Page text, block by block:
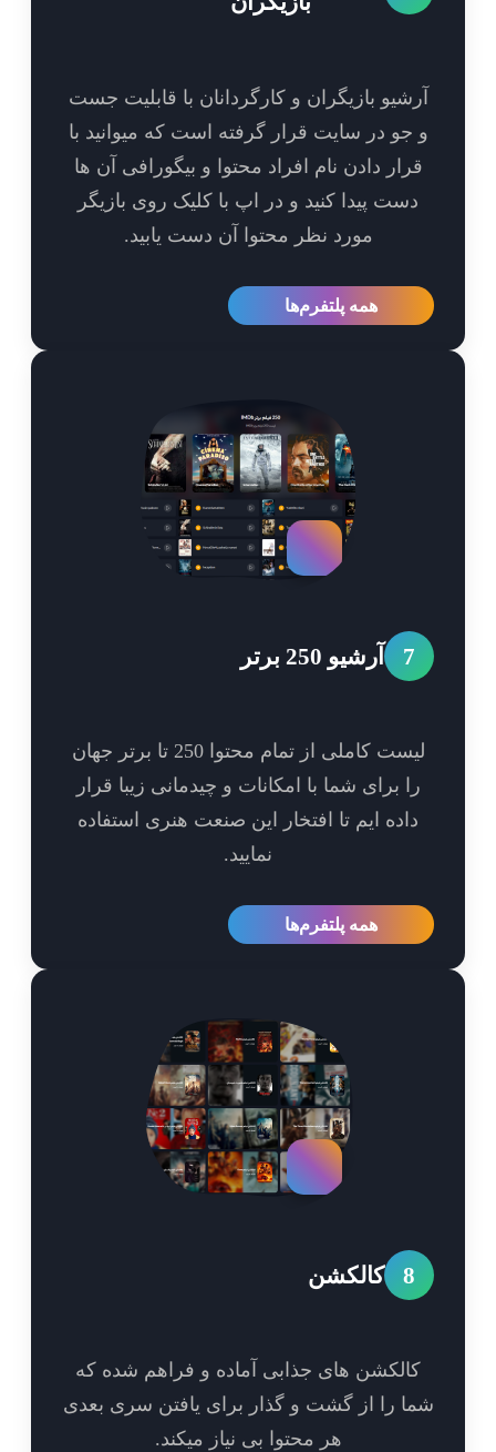
بازیگران و کارگردانان با قابلیت جست
در سایت قرار گرفته است که میوانید با
دادن نام افراد محتوا و بیگورافی آن ها
پیدا کنید و در اپ با کلیک روی بازیگر
مورد نظر محتوا آن دست یابید.
همه پلتفرم‌ها
آرشیو 250 برتر
لیست کاملی از تمام محتوا 250 تا برتر جهان
برای شما با امکانات و چیدمانی زیبا قرار
ایم تا افتخار این صنعت هنری استفاده
همه پلتفرم‌ها
کالکشن
های جذابی آماده و فراهم شده که
را از گشت و گذار برای یافتن سری بعدی
هر محتوا بی نیاز میکند.